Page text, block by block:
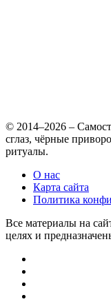
© 2014–2026 –
сглаз, чёрные
ритуалы.
О нас
Карта сайта
Политика
Все материалы на
целях и